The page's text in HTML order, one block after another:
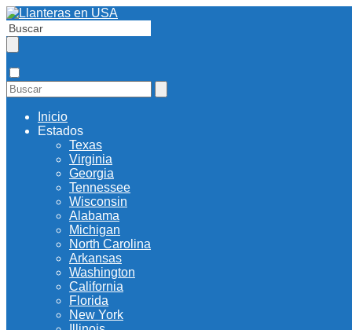
Inicio
Estados
Texas
Virginia
Georgia
Tennessee
Wisconsin
Alabama
Michigan
North Carolina
Arkansas
Washington
California
Florida
New York